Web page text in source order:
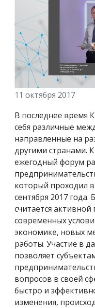
11 октября 2017
В последнее время
себя различные
направленные на
другими странами.
ежегодный форум
который проходил
сентября 2017
считается
современных
экономике, новых
работы. Участие в
позволяет
вопросов в своей
быстро и
изменения,